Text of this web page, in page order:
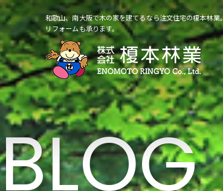
和歌山、南大阪で木の家を建てるなら注文住宅の榎本林業。
リフォームも承ります。